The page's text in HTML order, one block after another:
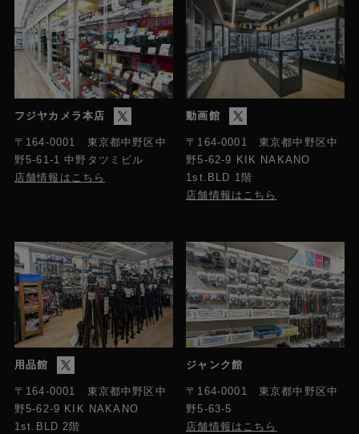
フジヤカメラ本店
〒164-0001 東京都中野区中
野5-61-1 中野タツミビル
店舗情報はこちら
動画館
〒164-0001 東京都中野区中
野5-62-9 KIK NAKANO
1st.BLD 1階
店舗情報はこちら
用品館
〒164-0001 東京都中野区中
野5-62-9 KIK NAKANO
1st.BLD 2階
ジャンク館
〒164-0001 東京都中野区中
野5-63-5
店舗情報はこちら